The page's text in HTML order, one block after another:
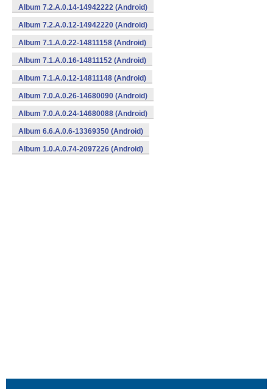
Album 7.2.A.0.14-14942222 (Android)
Album 7.2.A.0.12-14942220 (Android)
Album 7.1.A.0.22-14811158 (Android)
Album 7.1.A.0.16-14811152 (Android)
Album 7.1.A.0.12-14811148 (Android)
Album 7.0.A.0.26-14680090 (Android)
Album 7.0.A.0.24-14680088 (Android)
Album 6.6.A.0.6-13369350 (Android)
Album 1.0.A.0.74-2097226 (Android)